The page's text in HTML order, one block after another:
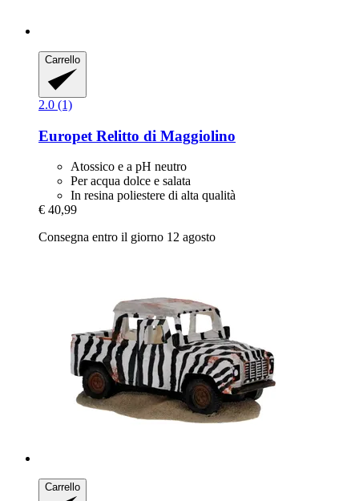
Carrello
2.0 (1)
Europet Relitto di Maggiolino
Atossico e a pH neutro
Per acqua dolce e salata
In resina poliestere di alta qualità
€ 40,99
Consegna entro il giorno 12 agosto
Carrello